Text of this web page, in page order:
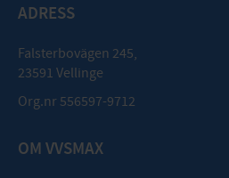
ADRESS
Falsterbovägen 245,
23591 Vellinge
Org.nr 556597-9712
OM VVSMAX